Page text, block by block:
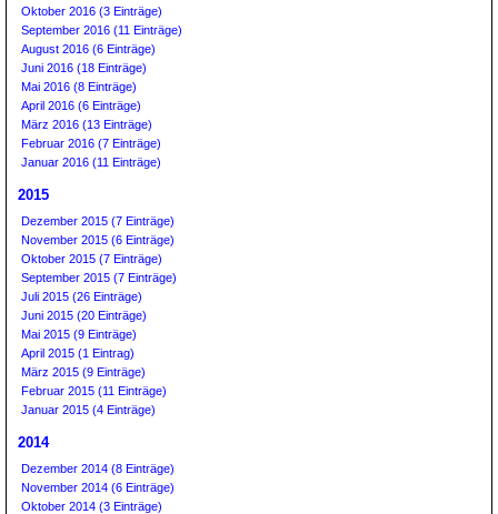
Oktober 2016 (3 Einträge)
September 2016 (11 Einträge)
August 2016 (6 Einträge)
Juni 2016 (18 Einträge)
Mai 2016 (8 Einträge)
April 2016 (6 Einträge)
März 2016 (13 Einträge)
Februar 2016 (7 Einträge)
Januar 2016 (11 Einträge)
2015
Dezember 2015 (7 Einträge)
November 2015 (6 Einträge)
Oktober 2015 (7 Einträge)
September 2015 (7 Einträge)
Juli 2015 (26 Einträge)
Juni 2015 (20 Einträge)
Mai 2015 (9 Einträge)
April 2015 (1 Eintrag)
März 2015 (9 Einträge)
Februar 2015 (11 Einträge)
Januar 2015 (4 Einträge)
2014
Dezember 2014 (8 Einträge)
November 2014 (6 Einträge)
Oktober 2014 (3 Einträge)